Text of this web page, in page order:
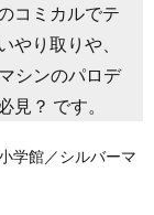
コミカルでテ
やり取りや、
シンのパロデ
見？ です。
館／シルバーマ